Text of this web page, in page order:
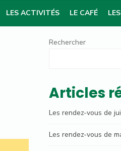
LES ACTIVITÉS LE CAFÉ
Rechercher
Articles
Les rendez-vous de
Les rendez-vous de